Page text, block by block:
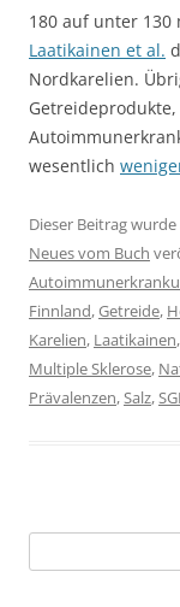
180 auf unter 130
Laatikainen et al.
Nordkarelien.
wesentlich
Dieser Beitrag wurde
Neues vom Buch
Finnland,Getreide,
Karelien, Laatikainen,
Multiple Sklerose,
Prävalenzen,Salz,
nach: